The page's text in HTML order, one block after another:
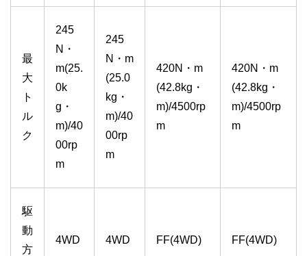
最
大
ト
ル
ク
245
N・
m(25.
0k
g・
m)/40
00rp
m
245
N・m
(25.0
kg・
m)/40
00rp
m
420N・m
(42.8kg・
m)/4500rp
m
420N・m
(42.8kg・
m)/4500rp
m
駆
動
方
4WD 4WD FF(4WD) FF(4WD)